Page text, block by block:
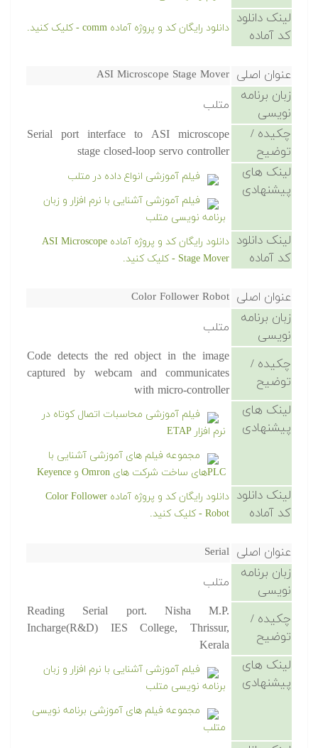
لینک دانلود
کد آماده
دانلود رایگان کد و پروژه آماده comm - کلیک کنید.
عنوان اصلی ASI Microscope Stage Mover
زبان برنامه
نویسی
متلب
چکیده /
توضیح
Serial port interface to ASI microscope
stage closed-loop servo controller
لینک های
پیشنهادی
فیلم آموزشی انواع داده در متلب
فیلم آموزشی آشنایی با نرم افزار و زبان
برنامه نویسی متلب
لینک دانلود
کد آماده
دانلود رایگان کد و پروژه آماده ASI Microscope
Stage Mover - کلیک کنید.
عنوان اصلی Color Follower Robot
زبان برنامه
نویسی
متلب
چکیده /
توضیح
Code detects the red object in the image
captured by webcam and communicates
with micro-controller
لینک های
پیشنهادی
فیلم آموزشی محاسبات اتصال کوتاه در
نرم افزار ETAP
مجموعه فیلم های آموزشی آشنایی با
PLCهای ساخت شرکت های Omron و Keyence
لینک دانلود
کد آماده
دانلود رایگان کد و پروژه آماده Color Follower
Robot - کلیک کنید.
عنوان اصلی Serial
زبان برنامه
نویسی
متلب
چکیده /
توضیح
Reading Serial port. Nisha M.P.
Incharge(R&D) IES College, Thrissur,
Kerala
لینک های
پیشنهادی
فیلم آموزشی آشنایی با نرم افزار و زبان
برنامه نویسی متلب
مجموعه فیلم های آموزشی برنامه نویسی
متلب